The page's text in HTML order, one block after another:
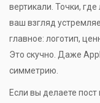
вертикали. Точки,
ваш взгляд
главное: логотип,
Это скучно. Даже
симметрию.
Если вы делаете пост